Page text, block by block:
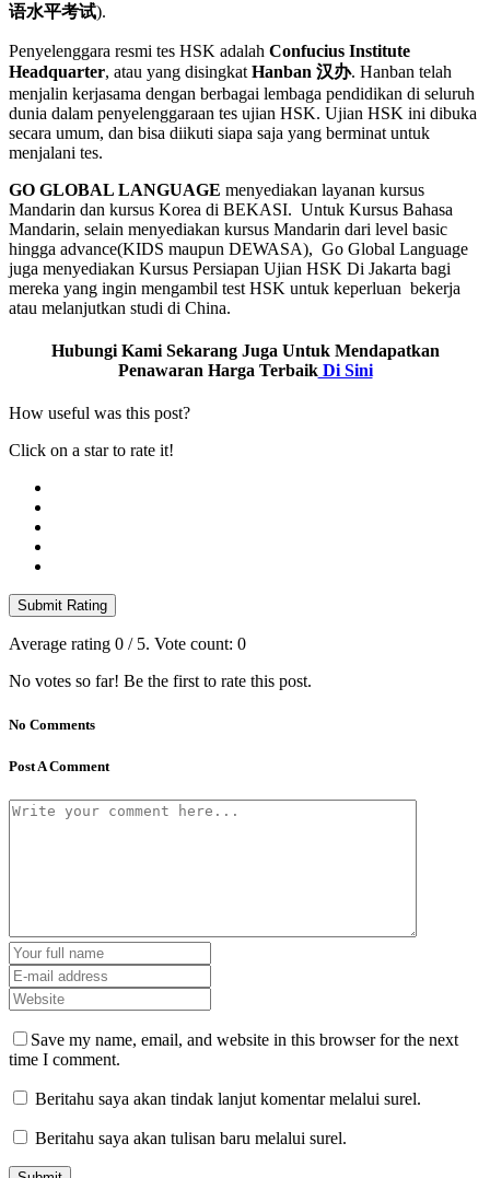
语水平考试).
Penyelenggara resmi tes HSK adalah Confucius Institute
Headquarter, atau yang disingkat Hanban 汉办. Hanban telah
menjalin kerjasama dengan berbagai lembaga pendidikan di seluruh
dunia dalam penyelenggaraan tes ujian HSK. Ujian HSK ini dibuka
secara umum, dan bisa diikuti siapa saja yang berminat untuk
menjalani tes.
GO GLOBAL LANGUAGE menyediakan layanan kursus
Mandarin dan kursus Korea di BEKASI. Untuk Kursus Bahasa
Mandarin, selain menyediakan kursus Mandarin dari level basic
hingga advance(KIDS maupun DEWASA), Go Global Language
juga menyediakan Kursus Persiapan Ujian HSK Di Jakarta bagi
mereka yang ingin mengambil test HSK untuk keperluan bekerja
atau melanjutkan studi di China.
Hubungi Kami Sekarang Juga Untuk Mendapatkan
Penawaran Harga TerbaikDi Sini
How useful was this post?
Click on a star to rate it!
Submit Rating
Average rating 0 / 5. Vote count: 0
No votes so far! Be the first to rate this post.
No Comments
Post A Comment
Save my name, email, and website in this browser for the next
time I comment.
Beritahu saya akan tindak lanjut komentar melalui surel.
Beritahu saya akan tulisan baru melalui surel.